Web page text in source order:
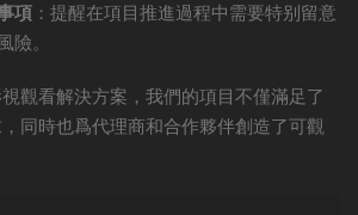
項 ：提醒在項目推進過程中需要特别留意
險。
觀看解決方案，我們的項目不僅滿足了
同時也爲代理商和合作夥伴創造了可觀